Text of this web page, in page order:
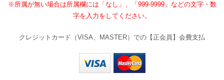
※所属が無い場合は所属欄には「なし」、「999-9999」などの文字・数
字を入力をしてください。
クレジットカード（VISA、MASTER）での【正会員】会費支払